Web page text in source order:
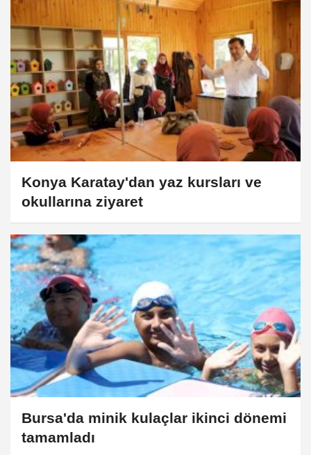
Konya Karatay'dan yaz kursları ve
okullarına ziyaret
Bursa'da minik kulaçlar ikinci dönemi
tamamladı